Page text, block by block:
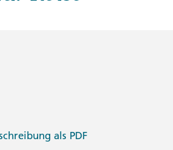
als PDF